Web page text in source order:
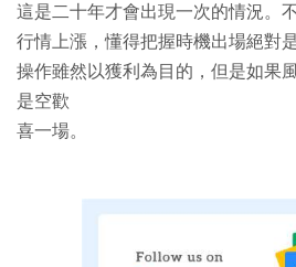
這是二十年才會出現一次的情況。
行情上漲，懂得把握時機出場絕對
操作雖然以獲利為目的，但是如果
是空歡
喜一場。